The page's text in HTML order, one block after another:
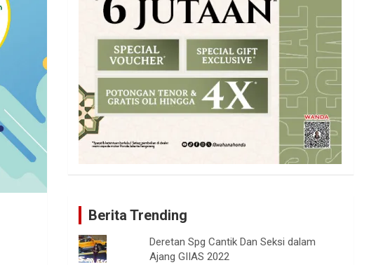
Berita Trending
Deretan Spg Cantik Dan Seksi dalam
Ajang GIIAS 2022